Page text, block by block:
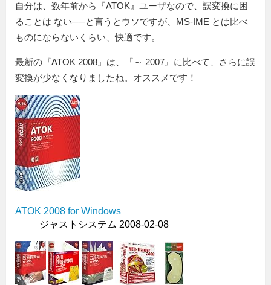
自分は、数年前から『ATOK』ユーザなので、誤変換に困
ることは ない──と言うとウソですが、MS-IME とは比べ
ものにならないくらい、快適です。
最新の『ATOK 2008』は、『～ 2007』に比べて、さらに誤
変換が少なくなりましたね。オススメです！
ATOK 2008 for Windows
ジャストシステム 2008-02-08